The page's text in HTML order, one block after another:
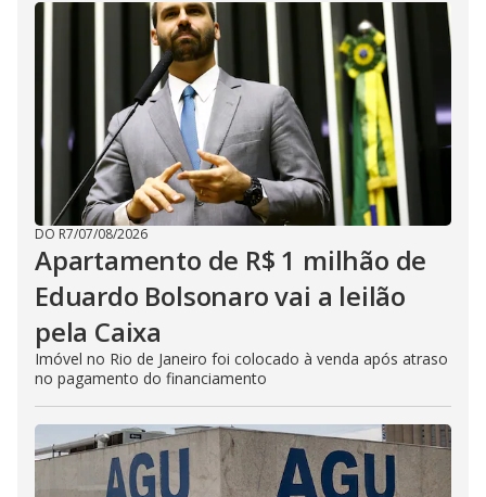
DO R7/07/08/2026
Apartamento de R$ 1 milhão de
Eduardo Bolsonaro vai a leilão
pela Caixa
Imóvel no Rio de Janeiro foi colocado à venda após atraso
no pagamento do financiamento